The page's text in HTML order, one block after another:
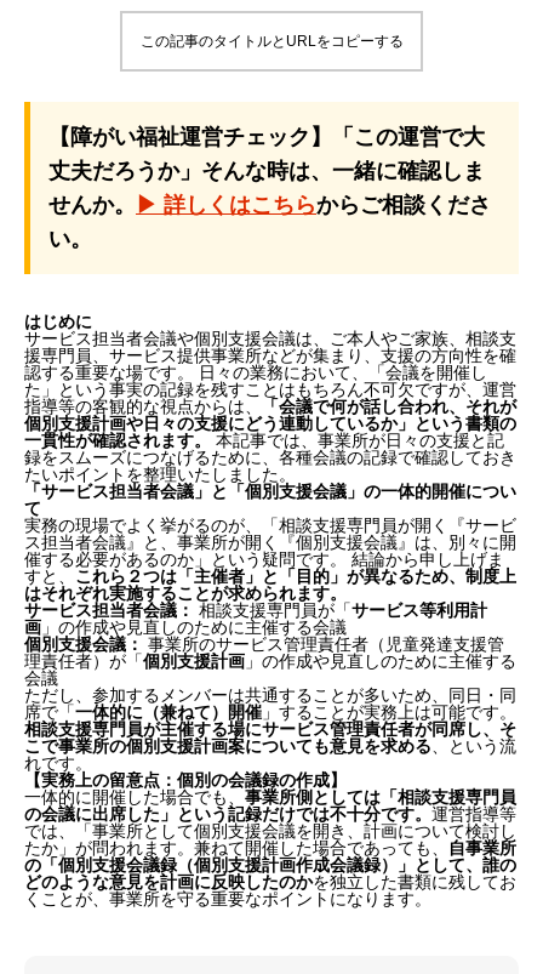
この記事のタイトルとURLをコピーする
【障がい福祉運営チェック】「この運営で大
丈夫だろうか」そんな時は、一緒に確認しま
せんか。
▶ 詳しくはこちらからご相談くださ
い。
はじめに
サービス担当者会議や個別支援会議は、ご本人やご家族、相談支
援専門員、サービス提供事業所などが集まり、支援の方向性を確
認する重要な場です。 日々の業務において、「会議を開催し
た」という事実の記録を残すことはもちろん不可欠ですが、運営
指導等の客観的な視点からは、
「会議で何が話し合われ、それが
個別支援計画や日々の支援にどう連動しているか」という書類の
一貫性が確認されます。
本記事では、事業所が日々の支援と記
録をスムーズにつなげるために、各種会議の記録で確認しておき
たいポイントを整理いたしました。
「サービス担当者会議」と「個別支援会議」の一体的開催につい
て
実務の現場でよく挙がるのが、「相談支援専門員が開く『サービ
ス担当者会議』と、事業所が開く『個別支援会議』は、別々に開
催する必要があるのか」という疑問です。 結論から申し上げま
すと、 これら２つは「主催者」と「目的」が異なるため、制度上
はそれぞれ実施することが求められます。
サービス担当者会議： 相談支援専門員が「サービス等利用計
画 」の作成や見直しのために主催する会議
個別支援会議： 事業所のサービス管理責任者（児童発達支援管
理責任者）が「個別支援計画 」の作成や見直しのために主催する
会議
ただし、参加するメンバーは共通することが多いため、同日・同
席で「一体的に（兼ねて）開催 」することが実務上は可能です。
相談支援専門員が主催する場にサービス管理責任者が同席し、そ
こで事業所の個別支援計画案についても意見を求める 、という流
れです。
【実務上の留意点：個別の会議録の作成】
一体的に開催した場合でも、 事業所側としては「相談支援専門員
の会議に出席した」という記録だけでは不十分です。 運営指導等
では、「事業所として個別支援会議を開き、計画について検討し
たか」が問われます。兼ねて開催した場合であっても、
自事業所
の「個別支援会議録（個別支援計画作成会議録）」として、誰の
どのような意見を計画に反映したのかを独立した書類に残してお
くことが、事業所を守る重要なポイントになります。